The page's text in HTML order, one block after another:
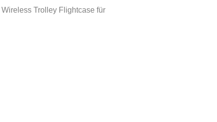
Wireless Trolley Flightcase für